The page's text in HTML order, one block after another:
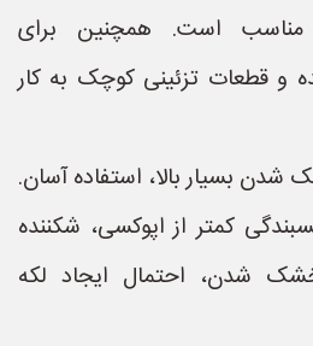
مناسب است. همچنین برای
و قطعات تزئینی کوچک به کار
بسیار بالا، استفاده آسان.
کمتر از اپوکسی، شکننده
شدن، احتمال ایجاد لکه